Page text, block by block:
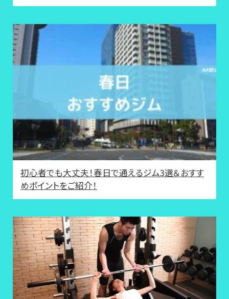
初心者でも大丈夫！春日で通えるジム3選＆おすす
めポイントをご紹介！